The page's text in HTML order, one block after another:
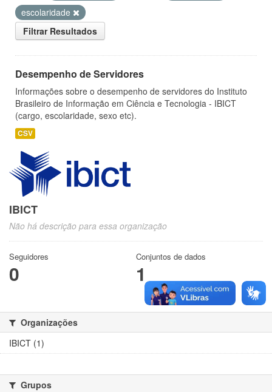
escolaridade
Filtrar Resultados
Desempenho de Servidores
Informações sobre o desempenho de servidores do Instituto
Brasileiro de Informação em Ciência e Tecnologia - IBICT
(cargo, escolaridade, sexo etc).
CSV
IBICT
Não há descrição para essa organização
Seguidores
0
Conjuntos de dados
1
Organizações
IBICT (1)
Grupos